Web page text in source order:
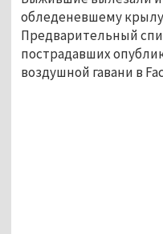
обледеневшему
Предварительный
пострадавших
воздушной гавани в